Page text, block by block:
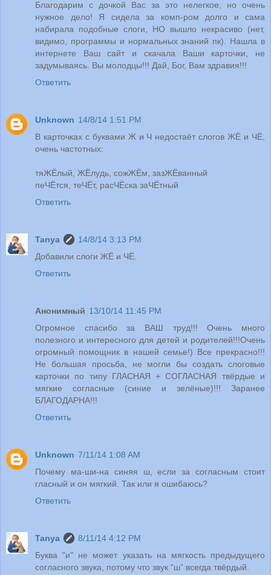
Благодарим с дочкой Вас за это нелегкое, но очень
нужное дело! Я сидела за комп-ром долго и сама
набирала подобные слоги, НО вышло некрасиво (нет,
видимо, программы и нормальных знаний пк). Нашла в
интернете Ваш сайт и скачала Ваши карточки, не
задумываясь. Вы молодцы!!! Дай, Бог, Вам здравия!!!
Ответить
Unknown 14/8/14 1:51 PM
В карточках с буквами Ж и Ч недостаёт слогов ЖЁ и ЧЁ,
очень частотных:
тяЖЁлый, ЖЁлудь, сожЖЁм, зазЖЁванный
пеЧЁтся, теЧЁт, расЧЁска заЧЁтный
Ответить
Tanya
14/8/14 3:13 PM
Добавили слоги ЖЁ и ЧЁ.
Ответить
Анонимный 13/10/14 11:45 PM
Огромное спасибо за ВАШ труд!!! Очень много
полезного и интересного для детей и родителей!!!Очень
огромный помощник в нашей семье!) Все прекрасно!!!
Не большая просьба, не могли бы создать слоговые
карточки по типу ГЛАСНАЯ + СОГЛАСНАЯ твёрдые и
мягкие согласные (синие и зелёные)!!! Заранее
БЛАГОДАРНА!!!
Ответить
Unknown 7/11/14 1:08 AM
Почему ма-ши-на синяя ш, если за согласным стоит
гласный и он мягкий. Так или я ошибаюсь?
Ответить
Tanya
8/11/14 4:12 PM
Буква "и" не может указать на мягкость предыдущего
согласного звука, потому что звук “ш” всегда твёрдый.